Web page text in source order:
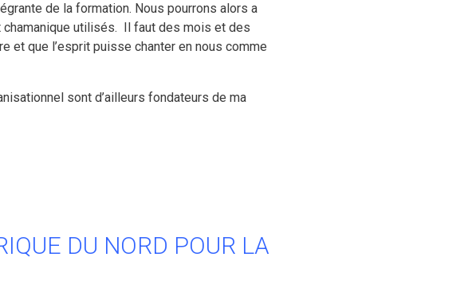
de la formation. Nous pourrons alors a
utilisés.
Il faut des mois et des
et que l’esprit puisse chanter en nous comme
sont d’ailleurs fondateurs de ma
DU NORD POUR LA